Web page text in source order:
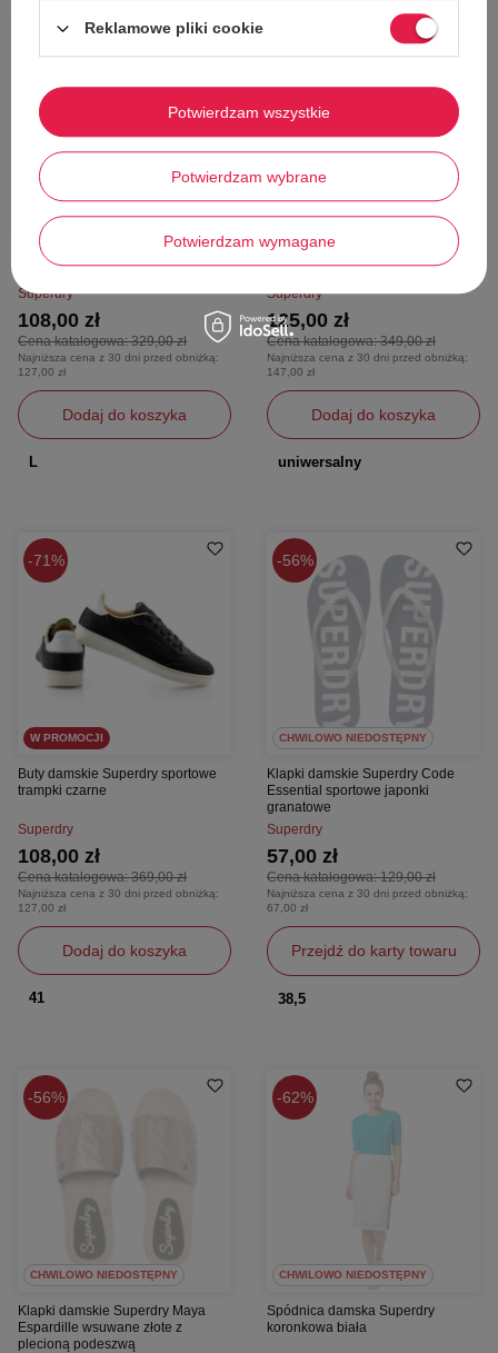
W PROMOCJI
Strój kąpielowy damski Superdry
Cupped
Superdry
Cena katalogowa:329,00 zł
108,00 zł
Najniższa cena z 30 dni przed obniżką:
127,00 zł
Dodaj do koszyka
L
W PROMOCJI
Plecak SuperDry Toploader miejski
szkolny
Superdry
Cena katalogowa:349,00 zł
125,00 zł
Najniższa cena z 30 dni przed obniżką:
147,00 zł
Dodaj do koszyka
uniwersalny
71%
W PROMOCJI
Buty damskie Superdry sportowe
trampki czarne
Superdry
Cena katalogowa:369,00 zł
108,00 zł
Najniższa cena z 30 dni przed obniżką:
127,00 zł
Dodaj do koszyka
41
56%
CHWILOWO NIEDOSTĘPNY
Klapki damskie Superdry Code
Essential sportowe japonki
granatowe
Superdry
Cena katalogowa:129,00 zł
57,00 zł
Najniższa cena z 30 dni przed obniżką:
67,00 zł
Przejdź do karty towaru
38,5
56%
CHWILOWO NIEDOSTĘPNY
Klapki damskie Superdry Maya
Espardille wsuwane złote z
plecioną podeszwą
62%
CHWILOWO NIEDOSTĘPNY
Spódnica damska Superdry
koronkowa biała
Reklamowe pliki cookie
Potwierdzam wybrane
Potwierdzam wymagane
Potwierdzam wszystkie